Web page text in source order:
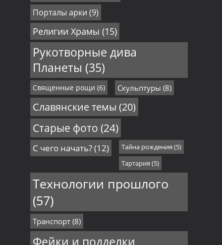
Порталы арки (9)
Религии Храмы (15)
Рукотворные дива
Планеты (35)
Священные рощи (6) Скульптуры (8)
Славянские темы (20)
Старые фото (24)
С чего начать?(12) Тайна рождения (5)
Тартария (5)
Технологии прошлого
(57)
Транспорт(8)
Фейки и подделки